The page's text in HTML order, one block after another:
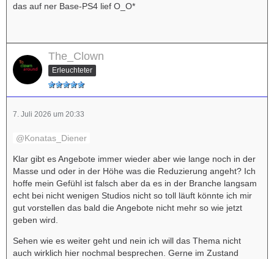
das auf ner Base-PS4 lief O_O*
The_Clown
Erleuchteter
7. Juli 2026 um 20:33
Konatas_Diener
Klar gibt es Angebote immer wieder aber wie lange noch in der
Masse und oder in der Höhe was die Reduzierung angeht? Ich
hoffe mein Gefühl ist falsch aber da es in der Branche langsam
echt bei nicht wenigen Studios nicht so toll läuft könnte ich mir
gut vorstellen das bald die Angebote nicht mehr so wie jetzt
geben wird.
Sehen wie es weiter geht und nein ich will das Thema nicht
auch wirklich hier nochmal besprechen. Gerne im Zustand